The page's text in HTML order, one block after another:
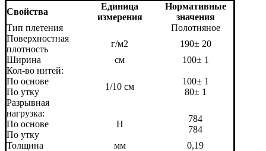
Свойства
Единица
измерения
Нормативные
значения
Тип плетения
Полотняное
Поверхностная
плотность
г/м2
190± 20
Ширина
см
100± 1
Кол-во нитей:
По основе
По утку
1/10 см
100± 1
80± 1
Разрывная
нагрузка:
По основе
По утку
Н
784
784
Толщина
мм 0,19